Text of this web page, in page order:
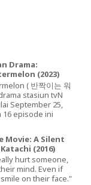
Drama:
(2023)
( 반짝이는 워
stasiun tvN
September 25,
16 episode ini
Movie: A Silent
(2016)
hurt someone,
mind. Even if
on their face."